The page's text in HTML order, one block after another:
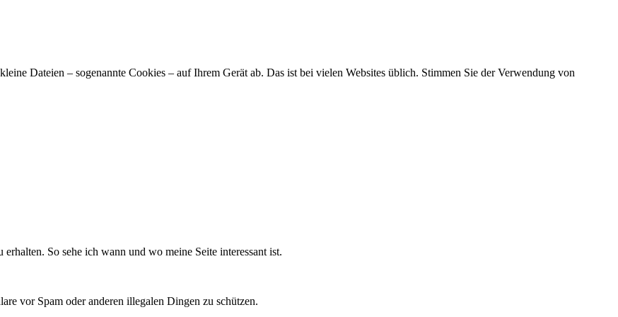
Dateien – sogenannte Cookies – auf Ihrem Gerät ab. Das ist bei vielen Websites üblich. Stimmen Sie der Verwendung von
So sehe ich wann und wo meine Seite interessant ist.
vor Spam oder anderen illegalen Dingen zu schützen.